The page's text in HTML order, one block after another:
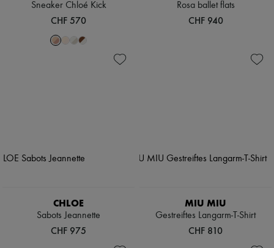
Sneaker Chloé Kick
CHF 570
Rosa ballet flats
CHF 940
CHLOE
Sabots Jeannette
CHF 975
MIU MIU
Gestreiftes Langarm-T-Shirt
CHF 810